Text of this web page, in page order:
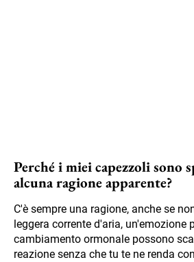
Perché i miei capezzoli sono
alcuna ragione apparente?
C'è sempre una ragione, anche se
leggera corrente d'aria, un'emozione
cambiamento ormonale possono
reazione senza che tu te ne renda